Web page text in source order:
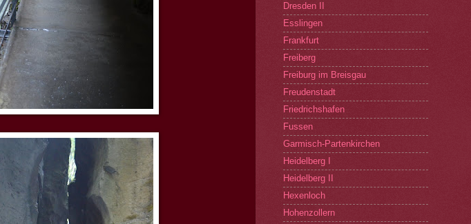
Dresden II
Esslingen
Frankfurt
Freiberg
Freiburg im Breisgau
Freudenstadt
Friedrichshafen
Fussen
Garmisch-Partenkirchen
Heidelberg I
Heidelberg II
Hexenloch
Hohenzollern